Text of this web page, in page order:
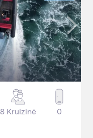
8 Kruizinė 0